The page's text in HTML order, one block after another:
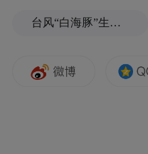
前三位。
同时，其他区市的
台风“白海豚”生命史即将超过15天，是普通台风3倍以上，环流直径达1300公里